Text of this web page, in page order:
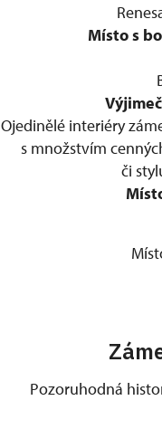
Místo s
Ojedinělé interiéry
s množstvím
či
Pozoruhodná